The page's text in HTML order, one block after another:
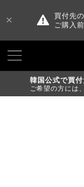
買付先
ご購入
韓国公式で買
ご希望の方には